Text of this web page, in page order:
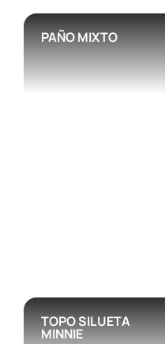
PAÑO MIXTO
TOPO SILUETA
MINNIE